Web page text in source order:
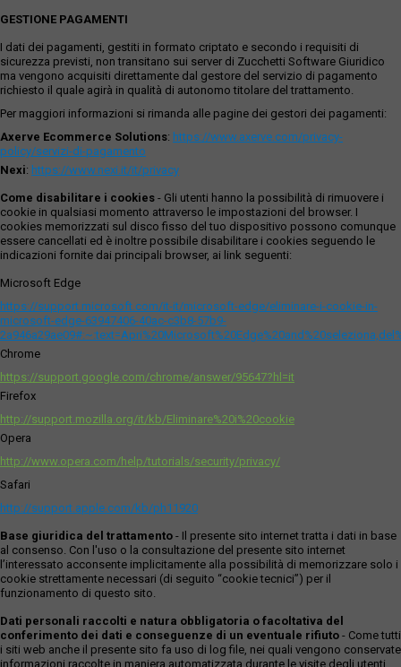
GESTIONE PAGAMENTI
I dati dei pagamenti, gestiti in formato criptato e secondo i requisiti di
sicurezza previsti, non transitano sui server di Zucchetti Software Giuridico
ma vengono acquisiti direttamente dal gestore del servizio di pagamento
richiesto il quale agirà in qualità di autonomo titolare del trattamento.
Per maggiori informazioni si rimanda alle pagine dei gestori dei pagamenti:
Axerve Ecommerce Solutions: https://www.axerve.com/privacy-
policy/servizi-di-pagamento
Nexi: https://www.nexi.it/it/privacy
Come disabilitare i cookies - Gli utenti hanno la possibilità di rimuovere i
cookie in qualsiasi momento attraverso le impostazioni del browser. I
cookies memorizzati sul disco fisso del tuo dispositivo possono comunque
essere cancellati ed è inoltre possibile disabilitare i cookies seguendo le
indicazioni fornite dai principali browser, ai link seguenti:
Microsoft Edge
https://support.microsoft.com/it-it/microsoft-edge/eliminare-i-cookie-in-
microsoft-edge-63947406-40ac-c3b8-57b9-
Chrome
https://support.google.com/chrome/answer/95647?hl=it
Firefox
http://support.mozilla.org/it/kb/Eliminare%20i%20cookie
Opera
http://www.opera.com/help/tutorials/security/privacy/
Safari
http://support.apple.com/kb/ph11920
Base giuridica del trattamento - Il presente sito internet tratta i dati in base
al consenso. Con l'uso o la consultazione del presente sito internet
l’interessato acconsente implicitamente alla possibilità di memorizzare solo i
cookie strettamente necessari (di seguito “cookie tecnici”) per il
funzionamento di questo sito.
Dati personali raccolti e natura obbligatoria o facoltativa del
conferimento dei dati e conseguenze di un eventuale rifiuto - Come tutti
i siti web anche il presente sito fa uso di log file, nei quali vengono conservate
informazioni raccolte in maniera automatizzata durante le visite degli utenti.